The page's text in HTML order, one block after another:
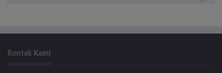
Kontak Kami